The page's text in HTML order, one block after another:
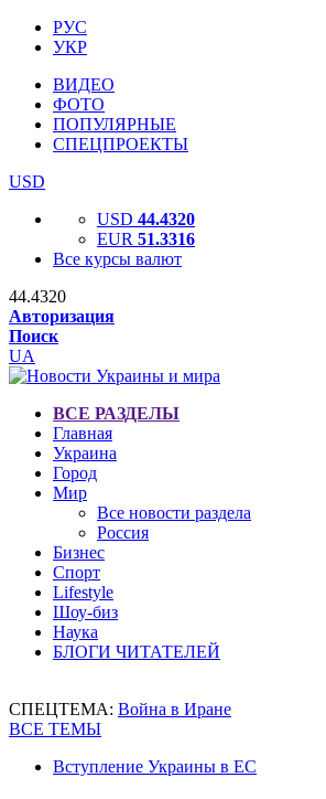
РУС
УКР
ВИДЕО
ФОТО
ПОПУЛЯРНЫЕ
СПЕЦПРОЕКТЫ
USD
USD 44.4320
EUR 51.3316
Все курсы валют
44.4320
Авторизация
Поиск
UA
ВСЕ РАЗДЕЛЫ
Главная
Украина
Город
Мир
Все новости раздела
Россия
Бизнес
Спорт
Lifestyle
Шоу-биз
Наука
БЛОГИ ЧИТАТЕЛЕЙ
СПЕЦТЕМА: Война в Иране
ВСЕ ТЕМЫ
Вступление Украины в ЕС